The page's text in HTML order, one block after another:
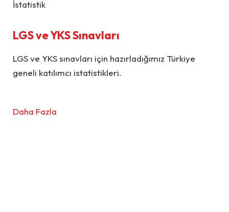
İstatistik
LGS ve YKS Sınavları
LGS ve YKS sınavları için hazırladığımız Türkiye
geneli katılımcı istatistikleri.
Daha Fazla